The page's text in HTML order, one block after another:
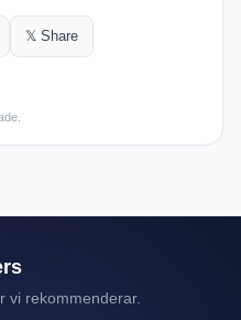
𝕏 Share
vi rekommenderar.